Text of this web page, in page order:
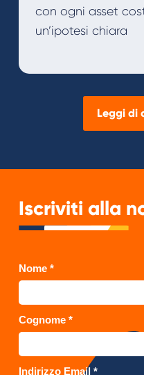
con ogni asset
un’ipotesi chiara
Leggi di
Iscriviti alla